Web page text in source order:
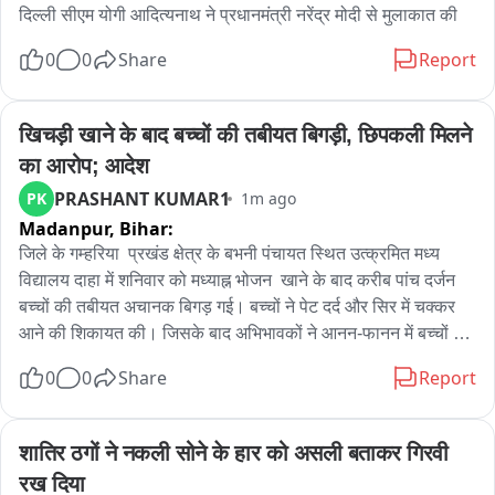
दिल्ली सीएम योगी आदित्यनाथ ने प्रधानमंत्री नरेंद्र मोदी से मुलाकात की
0 0 Share Report
खिचड़ी खाने के बाद बच्चों की तबीयत बिगड़ी, छिपकली मिलने
का आरोप; आदेश
PK PRASHANT KUMAR1 1m ago
Madanpur, Bihar:
जिले के गम्हरिया  प्रखंड क्षेत्र के बभनी पंचायत स्थित उत्क्रमित मध्य
विद्यालय दाहा में शनिवार को मध्याह्न भोजन  खाने के बाद करीब पांच दर्जन
बच्चों की तबीयत अचानक बिगड़ गई। बच्चों ने पेट दर्द और सिर में चक्कर
आने की शिकायत की। जिसके बाद अभिभावकों ने आनन-फानन में बच्चों को
स्थिति सामान्य बताई जा रही है।छात्र-छात्राओं श्रीवास्तव कुमार, रूपक
समेत अन्य बच्चों ने आरोप लगाया कि खिचड़ी खाने के कुछ देर बाद ही उनकी
तबीयत बिगड़ने लगी। बच्चों का दावा है कि भोजन की थाली में मरी हुई
0 0 Share Report
शातिर ठगों ने नकली सोने के हार को असली बताकर गिरवी
रख दिया